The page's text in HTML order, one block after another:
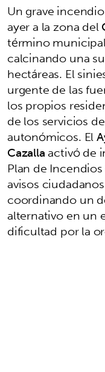
Un grave
ayer a la zona del
término
calcinando una
hectáreas. El
urgente de las
los propios
de los servicios
autonómicos. El
Cazallaactivó de
Plan de
avisos
coordinando un
alternativo en un
dificultad por la